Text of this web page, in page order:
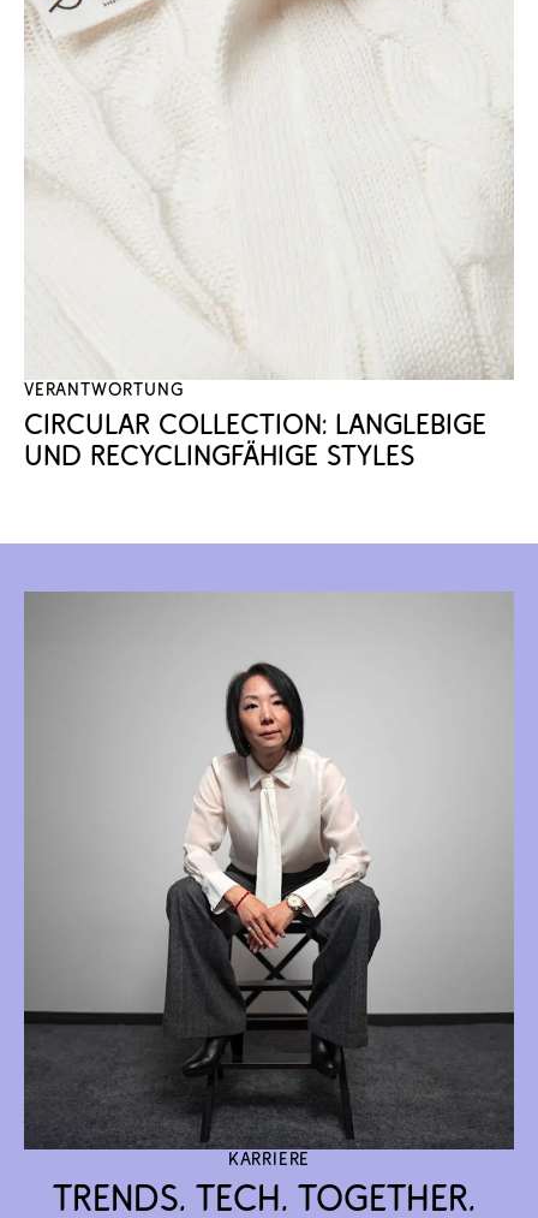
Verantwortung
Circular Collection: Langlebige
und recyclingfähige Styles
Karriere
Trends. Tech. Together.